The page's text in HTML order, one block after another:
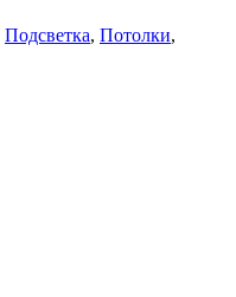
Подсветка, Потолки,